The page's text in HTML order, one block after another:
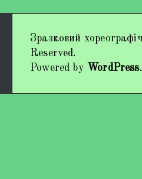
Наші виступи
Працівники колективу
Зразковий
Reserved.
Powered by WordPress